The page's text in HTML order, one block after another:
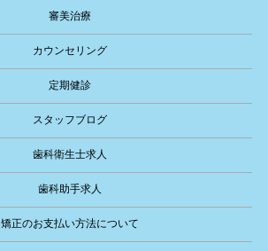
審美治療
カウンセリング
定期健診
スタッフブログ
歯科衛生士求人
歯科助手求人
矯正のお支払い方法について